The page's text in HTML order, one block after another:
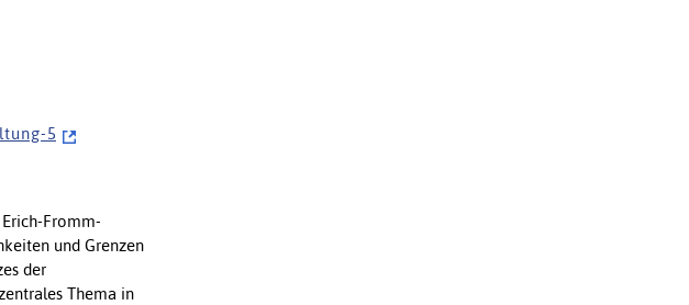
t u n g - 5
Fromm-
und Grenzen
der
Thema in